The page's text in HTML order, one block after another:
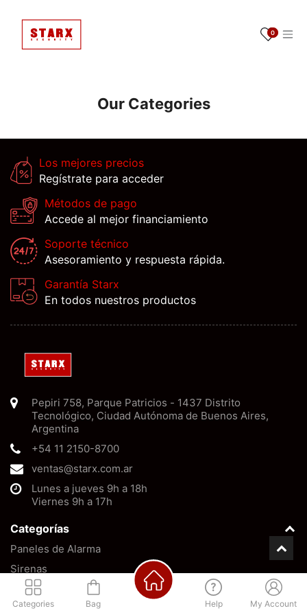
0
Our Categories
Categories Bag Help My Account
Los mejores precios
Regístrate para acceder
Métodos de pago
Accede al mejor financiamiento
Soporte técnico
Asesoramiento y respuesta rápida.
Garantía Starx
En todos nuestros productos
Pepiri 758, Parque Patricios - 1437 Distrito
Tecnológico, Ciudad Autónoma de Buenos Aires,
Argentina
+54 11 2150-8700
ventas@starx.com.ar
Lunes a jueves 9h a 18h
Viernes 9h a 17h
Categorías
Paneles de Alarma
Sirenas
Baterías
Barreras